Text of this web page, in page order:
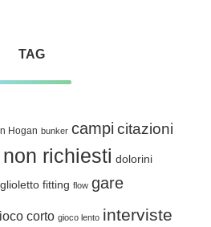
TAG
Hogan bunker campi citazioni
richiesti dolorini
fitting flow gare
corto gioco lento interviste